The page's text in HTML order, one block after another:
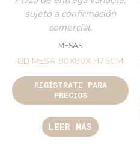
sujeto a confirmación
comercial.
MESAS
GD MESA 80X80X H75CM
REGÍSTRATE PARA
PRECIOS
LEER MÁS